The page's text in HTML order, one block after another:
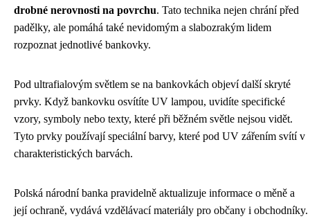
drobné nerovnosti na povrchu. Tato technika nejen chrání před
padělky, ale pomáhá také nevidomým a slabozrakým lidem
rozpoznat jednotlivé bankovky.
Pod ultrafialovým světlem se na bankovkách objeví další skryté
prvky. Když bankovku osvítíte UV lampou, uvidíte specifické
vzory, symboly nebo texty, které při běžném světle nejsou vidět.
Tyto prvky používají speciální barvy, které pod UV zářením svítí v
charakteristických barvách.
Polská národní banka pravidelně aktualizuje informace o měně a
její ochraně, vydává vzdělávací materiály pro občany i obchodníky.